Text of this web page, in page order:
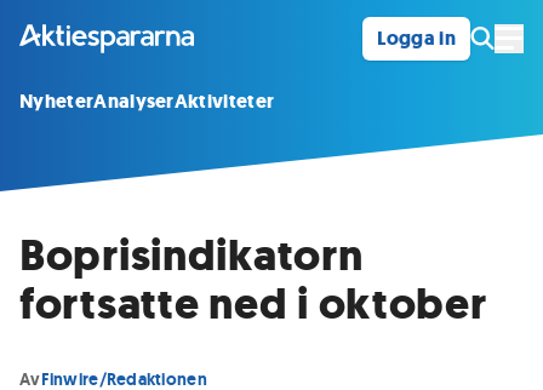
Logga in
NyheterAnalyserAktiviteter
Boprisindikatorn
fortsatte ned i oktober
AvFinwire/Redaktionen